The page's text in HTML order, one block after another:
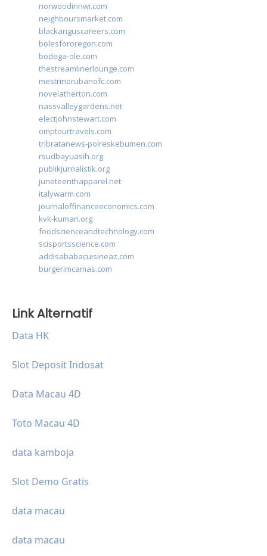
norwoodinnwi.com
neighboursmarket.com
blackanguscareers.com
bolesfororegon.com
bodega-ole.com
thestreamlinerlounge.com
mestrinorubanofc.com
novelatherton.com
nassvalleygardens.net
electjohnstewart.com
omptourtravels.com
tribratanews-polreskebumen.com
rsudbayuasih.org
publikjurnalistik.org
juneteenthapparel.net
italywarm.com
journaloffinanceeconomics.com
kvk-kumari.org
foodscienceandtechnology.com
scisportsscience.com
addisababacuisineaz.com
burgerimcamas.com
Link Alternatif
Data HK
Slot Deposit Indosat
Data Macau 4D
Toto Macau 4D
data kamboja
Slot Demo Gratis
data macau
data macau